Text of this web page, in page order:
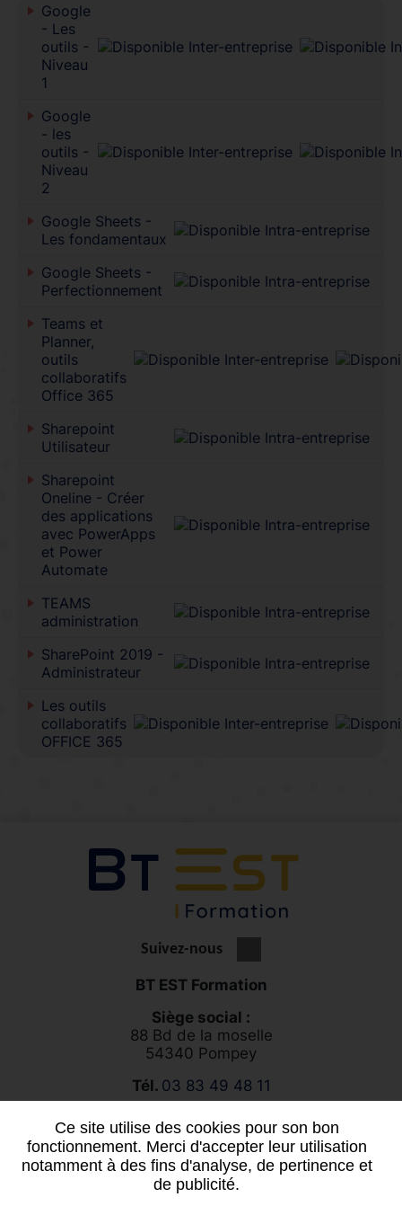
Ce site utilise des cookies pour son bon
fonctionnement. Merci d'accepter leur utilisation
notamment à des fins d'analyse, de pertinence et
de publicité.
Google
- Les
outils -
Niveau
1
Google
- les
outils -
Niveau
2
Google Sheets -
Les fondamentaux
Google Sheets -
Perfectionnement
Teams et
Planner,
outils
collaboratifs
Office 365
Sharepoint
Utilisateur
Sharepoint
Oneline - Créer
des applications
avec PowerApps
et Power
Automate
TEAMS
administration
SharePoint 2019 -
Administrateur
Les outils
collaboratifs
OFFICE 365
Suivez-nous
BT EST Formation
Siège social :
88 Bd de la moselle
54340 Pompey
Tél. 03 83 49 48 11
Vous souhaitez un projet sur mesure ?
Contactez-nous